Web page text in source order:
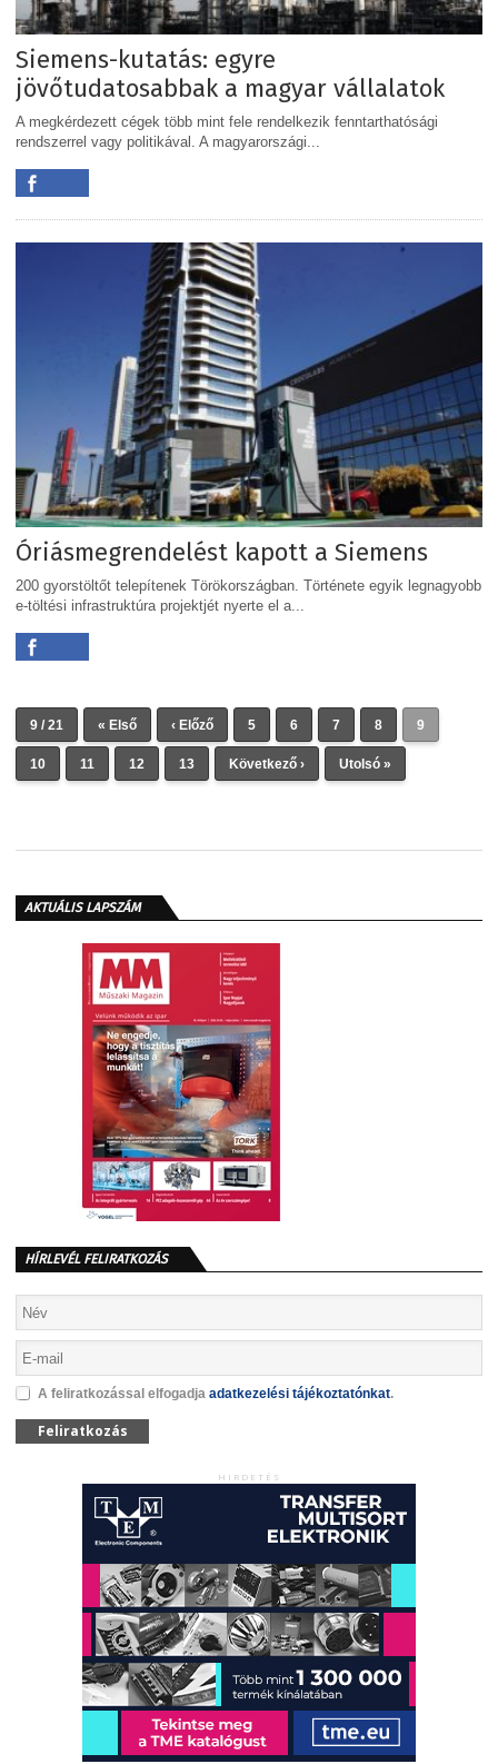
Siemens-kutatás: egyre
jövőtudatosabbak a magyar vállalatok
A megkérdezett cégek több mint fele rendelkezik fenntarthatósági
rendszerrel vagy politikával. A magyarországi...
Óriásmegrendelést kapott a Siemens
200 gyorstöltőt telepítenek Törökországban. Története egyik legnagyobb
e-töltési infrastruktúra projektjét nyerte el a...
9 / 21 « Első ‹ Előző 5 6 7 8 9
10 11 12 13 Következő › Utolsó »
AKTUÁLIS LAPSZÁM
HÍRLEVÉL FELIRATKOZÁS
A feliratkozással elfogadja adatkezelési tájékoztatónkat.
Feliratkozás
HIRDETÉS